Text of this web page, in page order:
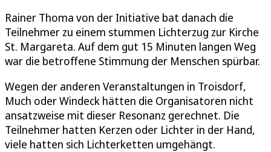
Rainer Thoma von der Initiative bat danach die
Teilnehmer zu einem stummen Lichterzug zur Kirche
St. Margareta. Auf dem gut 15 Minuten langen Weg
war die betroffene Stimmung der Menschen spürbar.
Wegen der anderen Veranstaltungen in Troisdorf,
Much oder Windeck hätten die Organisatoren nicht
ansatzweise mit dieser Resonanz gerechnet. Die
Teilnehmer hatten Kerzen oder Lichter in der Hand,
viele hatten sich Lichterketten umgehängt.